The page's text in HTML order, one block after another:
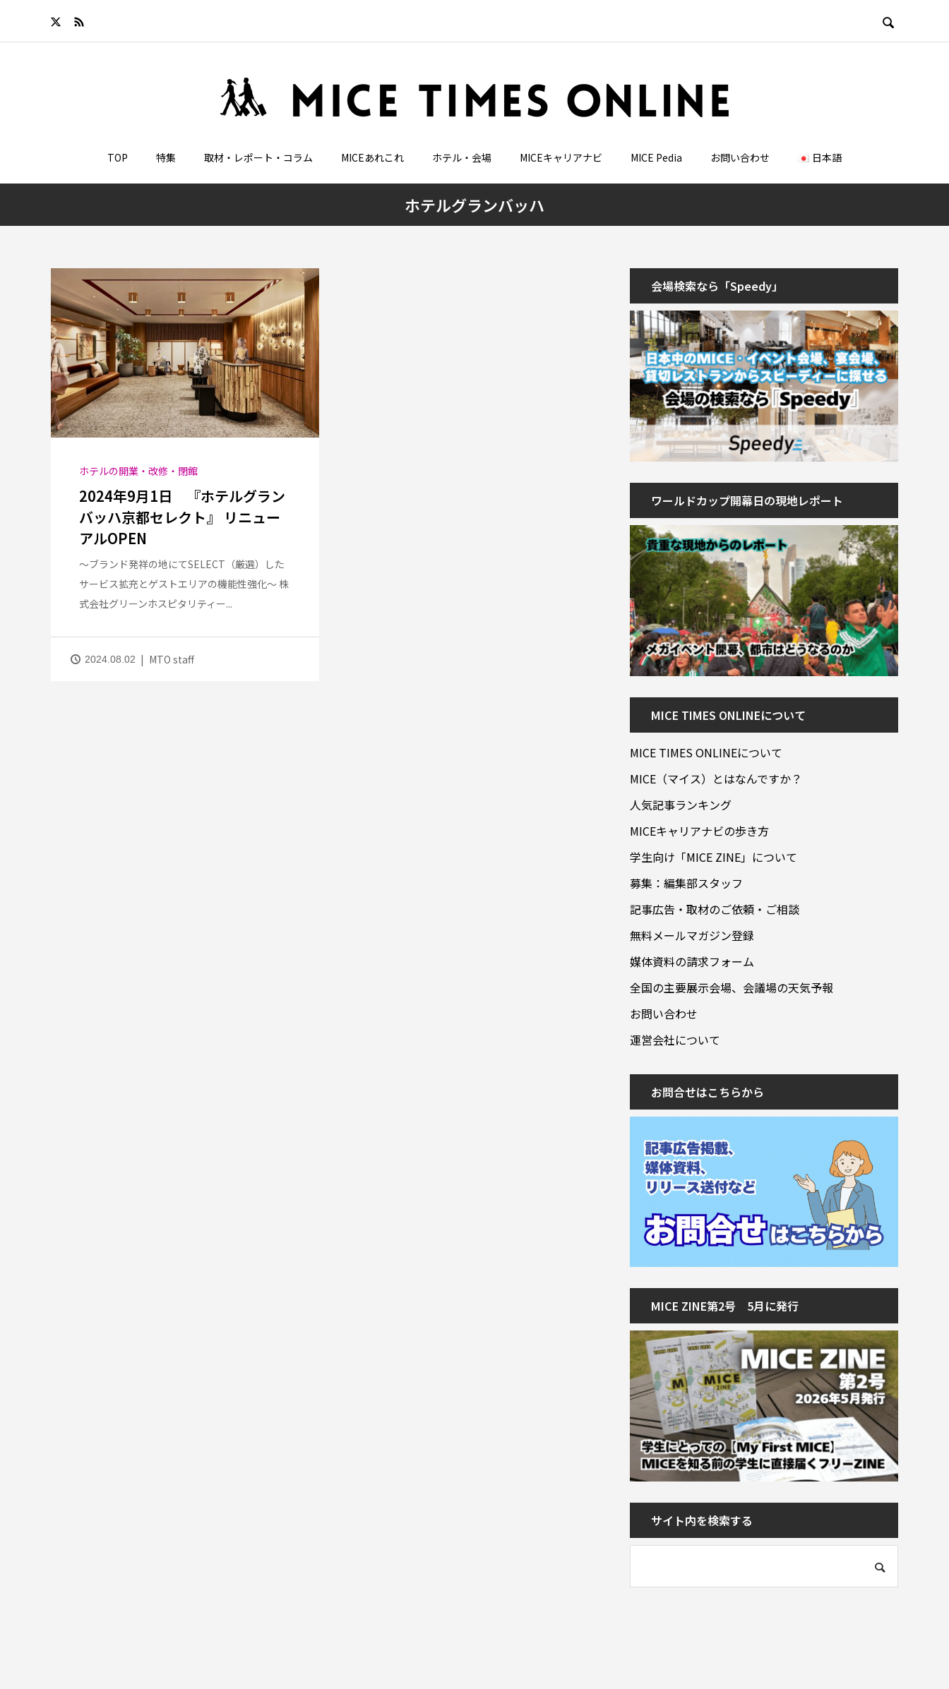

TOP 特集 取材・レポート・コラム MICEあれこれ ホテル・会場 MICEキャリアナビ MICE Pedia お問い合わせ 日本語
ホテルグランバッハ
ホテルの開業・改修・閉館
2024年9月1日 『ホテルグラン
バッハ京都セレクト』 リニュー
アルOPEN
～ブランド発祥の地にてSELECT（厳選）した
サービス拡充とゲストエリアの機能性強化～ 株
式会社グリーンホスピタリティー...
2024.08.02 MTO staff
会場検索なら「Speedy」
ワールドカップ開幕日の現地レポート
MICE TIMES ONLINEについて
MICE TIMES ONLINEについて
MICE（マイス）とはなんですか？
人気記事ランキング
MICEキャリアナビの歩き方
学生向け「MICE ZINE」について
募集：編集部スタッフ
記事広告・取材のご依頼・ご相談
無料メールマガジン登録
媒体資料の請求フォーム
全国の主要展示会場、会議場の天気予報
お問い合わせ
運営会社について
お問合せはこちらから
MICE ZINE第2号 5月に発行
サイト内を検索する